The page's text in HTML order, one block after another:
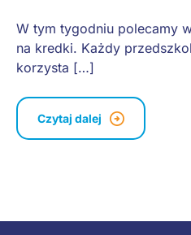
W tym tygodniu polecamy
na kredki. Każdy
korzysta […]
Czytaj dalej